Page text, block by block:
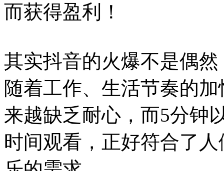
而获得盈利！
其实抖音的火爆不是偶
随着工作、生活节奏的
来越缺乏耐心，而5分钟
时间观看，正好符合了